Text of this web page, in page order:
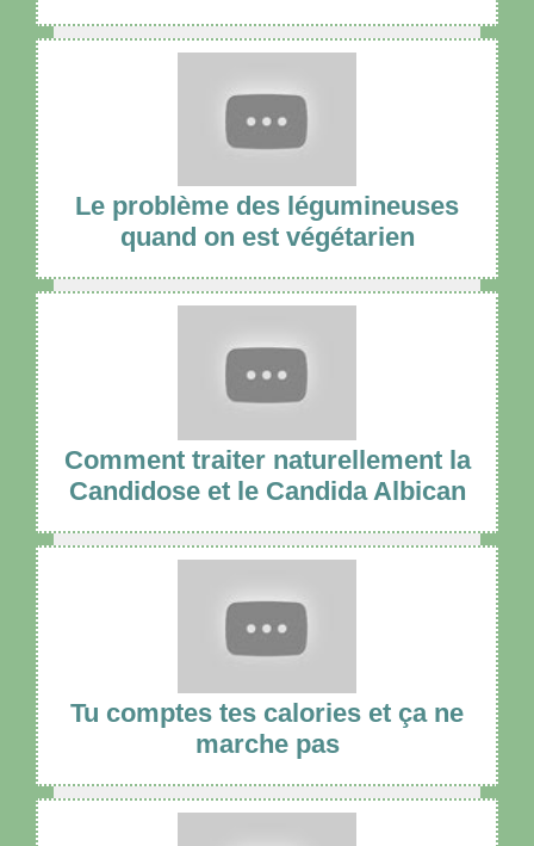
Le problème des légumineuses
quand on est végétarien
Comment traiter naturellement la
Candidose et le Candida Albican
Tu comptes tes calories et ça ne
marche pas